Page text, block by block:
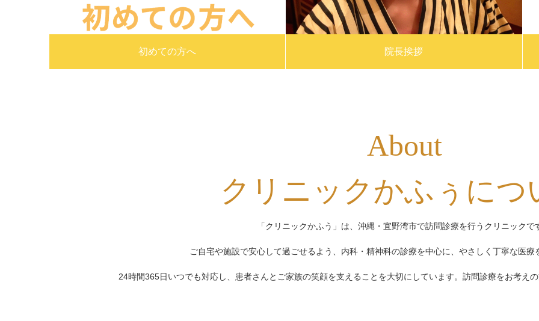
初めての方へ 院長挨拶
About
クリニックかふぅにつ
「クリニックかふう」は、沖縄・宜野湾市で訪問診療を行うクリニックで
ご自宅や施設で安心して過ごせるよう、内科・精神科の診療を中心に、やさしく丁寧な医療
24時間365日いつでも対応し、患者さんとご家族の笑顔を支えることを大切にしています。訪問診療をお考え